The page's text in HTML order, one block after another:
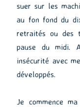
suer sur les
au fon fond du
retraités ou des
pause du midi.
insécurité avec
développés.
Je commence